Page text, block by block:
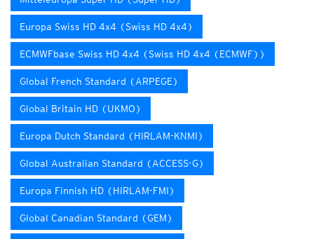
Europa Swiss HD 4x4 (Swiss HD 4x4)
ECMWFbase Swiss HD 4x4 (Swiss HD 4x4 (ECMWF))
Global French Standard (ARPEGE)
Global Britain HD (UKMO)
Europa Dutch Standard (HIRLAM-KNMI)
Global Australian Standard (ACCESS-G)
Europa Finnish HD (HIRLAM-FMI)
Global Canadian Standard (GEM)